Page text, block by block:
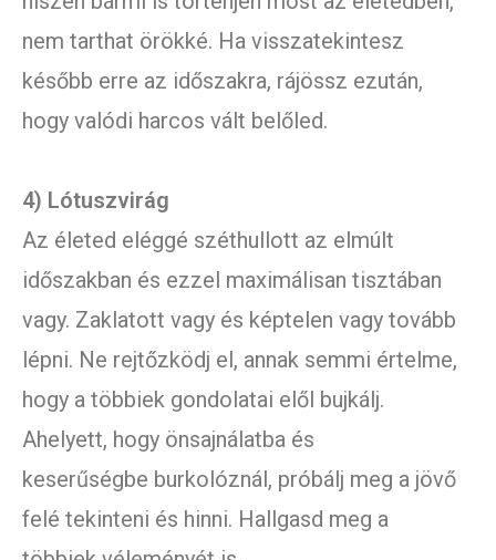
nem tarthat örökké. Ha visszatekintesz
később erre az időszakra, rájössz ezután,
hogy valódi harcos vált belőled.
4) Lótuszvirág
Az életed eléggé széthullott az elmúlt
időszakban és ezzel maximálisan tisztában
vagy. Zaklatott vagy és képtelen vagy tovább
lépni. Ne rejtőzködj el, annak semmi értelme,
hogy a többiek gondolatai elől bujkálj.
Ahelyett, hogy önsajnálatba és
keserűségbe burkolóznál, próbálj meg a jövő
felé tekinteni és hinni. Hallgasd meg a